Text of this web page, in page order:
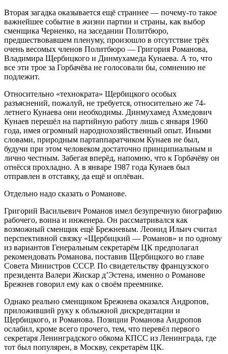
Вторая загадка оказывается ещё страннее — почему-то такое
важнейшее событие в жизни партии и страны, как выбор
сменщика Черненко, на заседании Политбюро,
предшествовавшем пленуму, произошло в отсутствие трёх
очень весомых членов Политбюро — Григория Романова,
Владимира Щербицкого и Динмухамеда Кунаева. А то, что
все эти трое за Горбачёва не голосовали бы, сомнению не
подлежит.
Относительно «технократа» Щербицкого особых
разъяснений, пожалуй, не требуется, относительно же 74-
летнего Кунаева они необходимы. Динмухамед Ахмедович
Кунаев перешёл на партийную работу лишь с января 1960
года, имея огромный народнохозяйственный опыт. Иными
словами, природным партаппаратчиком Кунаев не был,
будучи при этом человеком достаточно принципиальным и
лично честным. Забегая вперёд, напомню, что к Горбачёву он
отнёсся прохладно. А в январе 1987 года Кунаев был
отправлен в отставку, да ещё и оплёван.
Отдельно надо сказать о Романове.
Григорий Васильевич Романов имел безупречную биографию
рабочего, воина и инженера. Он рассматривался как
возможный сменщик ещё Брежневым. Леонид Ильич считал
перспективной связку «Щербицкий — Романов» и по одному
из вариантов Генеральным секретарём ЦК предполагал
рекомендовать Романова, поставив Щербицкого во главе
Совета Министров СССР. По свидетельству французского
президента Валери Жискар д’Эстена, именно о Романове
Брежнев говорил ему как о своём преемнике.
Однако реально сменщиком Брежнева оказался Андропов,
приложивший руку к облыжной дискредитации и
Щербицкого, и Романова. Позиции Романова Андропов
ослабил, кроме всего прочего, тем, что перевёл первого
секретаря Ленинградского обкома КПСС из Ленинграда, где
тот был популярен, в Москву, секретарём ЦК.